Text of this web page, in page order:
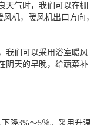
天气时，我们可以在棚
机，暖风机出口方向，
我们可以采用浴室暖风
阴天的早晚，给蔬菜补
降3%～5％。采用升温